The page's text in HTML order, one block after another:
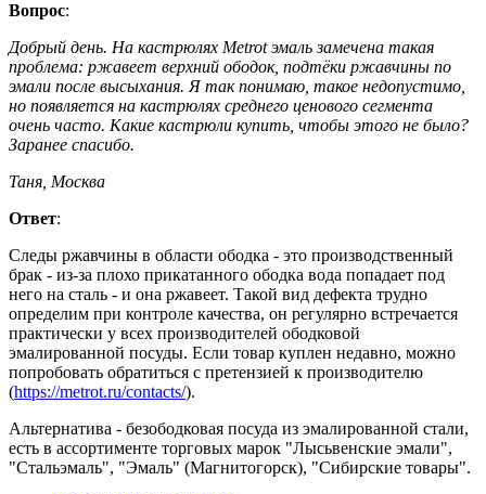
Вопрос:
Добрый день. На кастрюлях Metrot эмаль замечена такая
проблема: ржавеет верхний ободок, подтёки ржавчины по
эмали после высыхания. Я так понимаю, такое недопустимо,
но появляется на кастрюлях среднего ценового сегмента
очень часто. Какие кастрюли купить, чтобы этого не было?
Заранее спасибо.
Таня, Москва
Ответ:
Следы ржавчины в области ободка - это производственный
брак - из-за плохо прикатанного ободка вода попадает под
него на сталь - и она ржавеет. Такой вид дефекта трудно
определим при контроле качества, он регулярно встречается
практически у всех производителей ободковой
эмалированной посуды. Если товар куплен недавно, можно
попробовать обратиться с претензией к производителю
(https://metrot.ru/contacts/).
Альтернатива - безободковая посуда из эмалированной стали,
есть в ассортименте торговых марок "Лысьвенские эмали",
"Стальэмаль", "Эмаль" (Магнитогорск), "Сибирские товары".